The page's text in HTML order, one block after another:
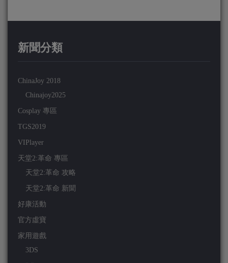
新聞分類
ChinaJoy 2018
Chinajoy2025
Cosplay 專區
TGS2019
VIPlayer
天堂2:革命 專區
天堂2:革命 攻略
天堂2:革命 新聞
好康活動
官方虛寶
家用遊戲
3DS